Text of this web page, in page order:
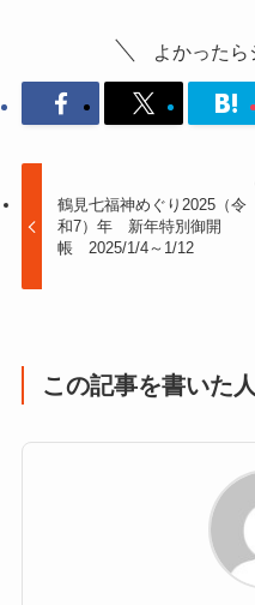
よかったら
鶴見七福神めぐり2025（令
和7）年 新年特別御開
帳 2025/1/4～1/12
この記事を書いた人